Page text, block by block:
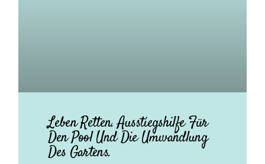
Leben Retten. Ausstiegshilfe Für
Den Pool Und Die Umwandlung
Des Gartens.